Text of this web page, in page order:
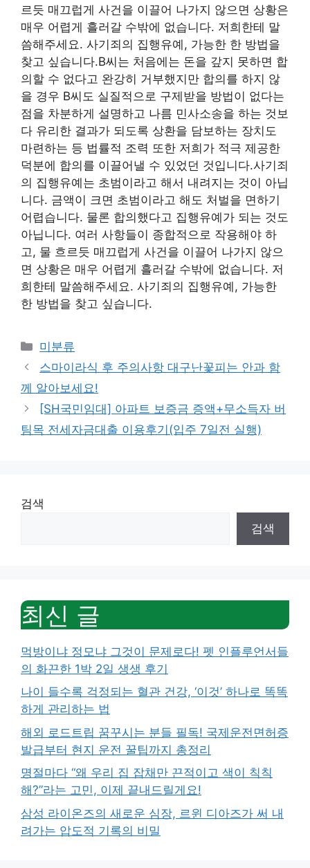
르듯 매끄럽게 사건을 이끌어 나가지 않으면 상황은
매우 어렵게 흘러갈 수밖에 없습니다. 저희한테 말
씀해주세요. 사기죄의 집행유예, 가능한 한 방법을
찾고 싶습니다.B씨는 처음에는 돈을 갚지 못하면 합
의할 수 없다고 완강히 거부했지만 합의를 하지 않
을 경우 B씨도 실질적으로 구제받을 방법이 없다는
점을 차분하게 설명하고 나름 민사소송을 하는 것보
다 유리한 결과가 되도록 상환을 담보하는 장치도
마련하는 등 법률적 조력 또한 저희가 적극 제공한
덕분에 합의를 이끌어낼 수 있었던 것입니다.사기죄
의 집행유예는 초범이라고 해서 내려지는 것이 아닙
니다. 금액이 크면 초범이라고 해도 처벌을 면하기
어렵습니다. 물론 합의했다고 집행유예가 되는 것도
아닙니다. 여러 사항들이 종합적으로 작용해야 하
고, 물 흐르듯 매끄럽게 사건을 이끌어 나가지 않으
면 상황은 매우 어렵게 흘러갈 수밖에 없습니다. 저
희한테 말씀해주세요. 사기죄의 집행유예, 가능한
한 방법을 찾고 싶습니다.
Categories
미분류
스마이라식 후 주의사항 대구난꽃피는 안과 함
께 알아보세요!
[SH국민임대] 아파트 보증금 증액+무소득자 버
팀목 전세자금대출 이용후기(입주 7일전 실행)
검색
검색
최신 글
먹방이냐 정모냐 그것이 문제로다! 펫 인플루언서들
의 화끈한 1박 2일 생생 후기
나이 들수록 걱정되는 혈관 건강, ‘이것’ 하나로 똑똑
하게 관리하는 법
해외 로드트립 꿈꾸시는 분들 필독! 국제운전면허증
발급부터 현지 운전 꿀팁까지 총정리
명절마다 “왜 우리 집 잡채만 끈적이고 색이 칙칙
해?”라는 고민, 이제 끝내드릴게요!
삼성 라이온즈의 새로운 심장, 르윈 디아즈가 써 내
려가는 압도적 기록의 비밀